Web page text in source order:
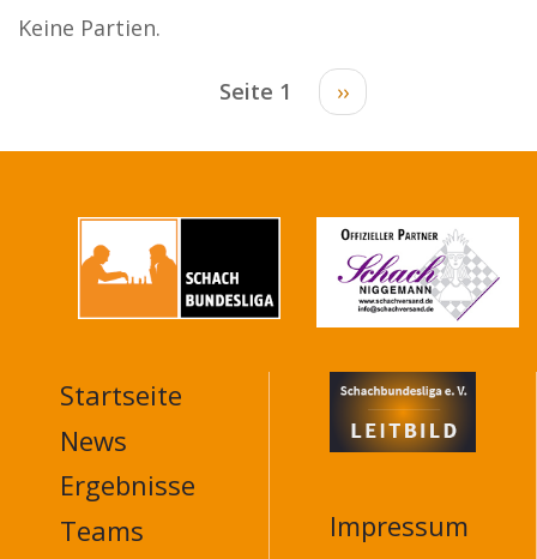
Keine Partien.
Seitennummerierung
Seite 1
Nächste
Seite
››
MAIN
NAVIGATION
FOOTER
Startseite
News
Ergebnisse
Teams
Impressum